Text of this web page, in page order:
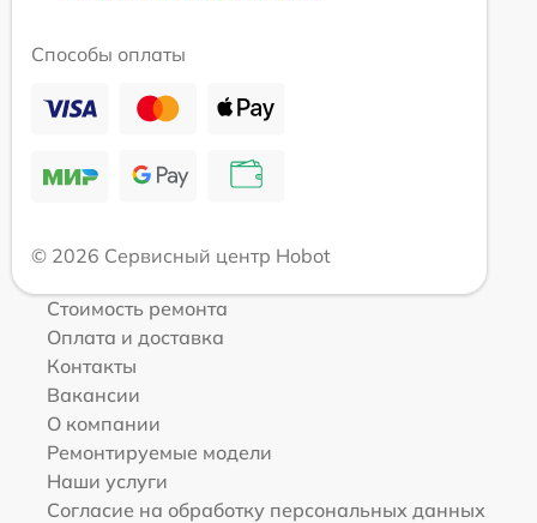
Способы оплаты
© 2026 Сервисный центр Hobot
Стоимость ремонта
Оплата и доставка
Контакты
Вакансии
О компании
Ремонтируемые модели
Наши услуги
Согласие на обработку персональных данных